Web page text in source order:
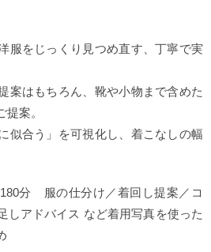
服をじっくり見つめ直す、丁寧で実
案はもちろん、靴や小物まで含めた
案。
似合う」を可視化し、着こなしの幅
180分 服の仕分け／着回し提案／コ
しアドバイス など着用写真を使った